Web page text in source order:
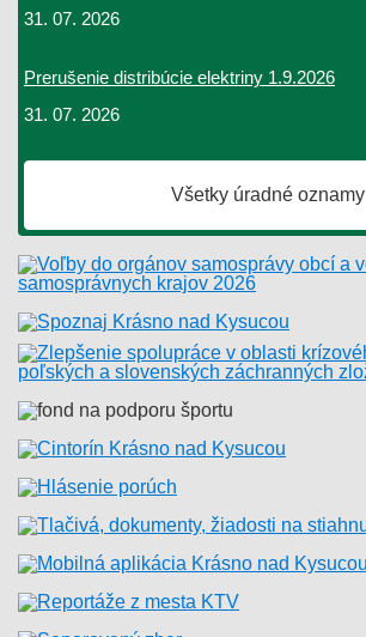
31. 07. 2026
Prerušenie distribúcie elektriny 1.9.2026
31. 07. 2026
Všetky úradné oznamy